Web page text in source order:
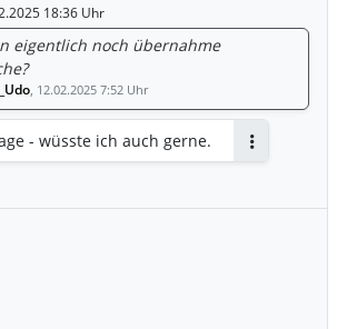
18:36 Uhr
eigentlich noch übernahme
, 12.02.2025 7:52 Uhr
- wüsste ich auch gerne.